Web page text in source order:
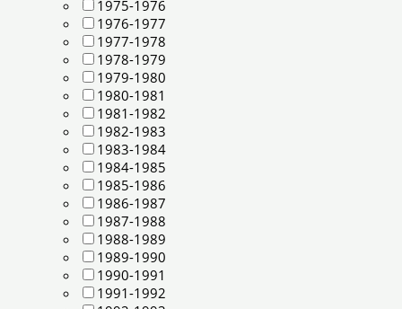
1975-1976
1976-1977
1977-1978
1978-1979
1979-1980
1980-1981
1981-1982
1982-1983
1983-1984
1984-1985
1985-1986
1986-1987
1987-1988
1988-1989
1989-1990
1990-1991
1991-1992